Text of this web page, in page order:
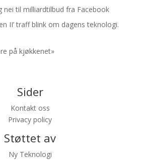
nei til milliardtilbud fra Facebook
II’ traff blink om dagens teknologi.
på kjøkkenet»
Sider
Kontakt oss
Privacy policy
Støttet av
Ny Teknologi